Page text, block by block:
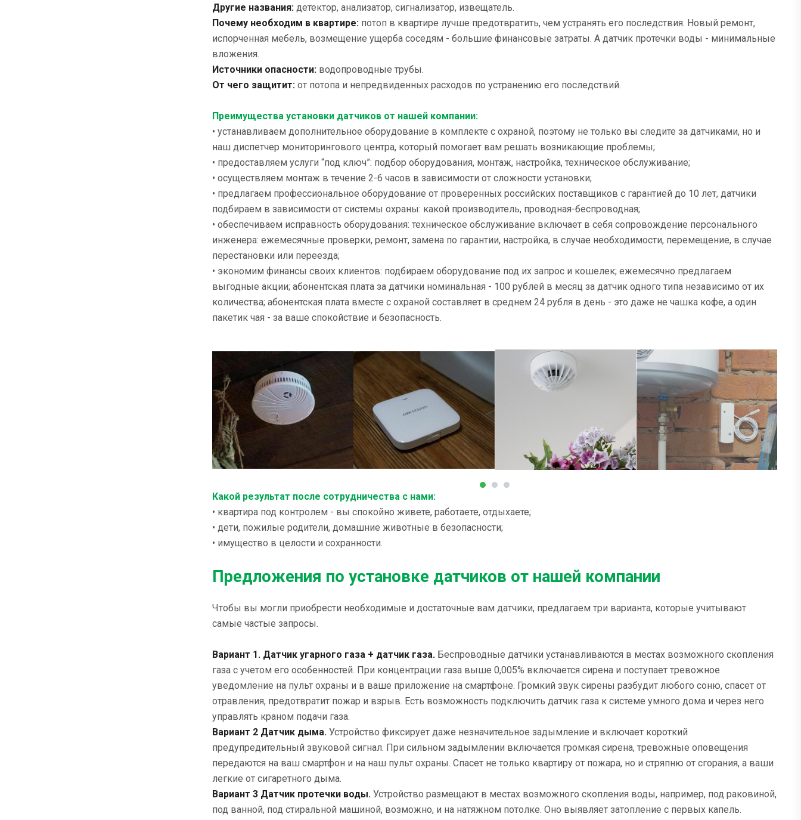
Другие названия: детектор, анализатор, сигнализатор, извещатель.
Почему необходим в квартире: потоп в квартире лучше предотвратить, чем устранять его последствия. Новый ремонт,
испорченная мебель, возмещение ущерба соседям - большие финансовые затраты. А датчик протечки воды - минимальные
вложения.
Источники опасности: водопроводные трубы.
От чего защитит: от потопа и непредвиденных расходов по устранению его последствий.
Преимущества установки датчиков от нашей компании:
• устанавливаем дополнительное оборудование в комплекте с охраной, поэтому не только вы следите за датчиками, но и
наш диспетчер мониторингового центра, который помогает вам решать возникающие проблемы;
• предоставляем услуги “под ключ”: подбор оборудования, монтаж, настройка, техническое обслуживание;
• осуществляем монтаж в течение 2-6 часов в зависимости от сложности установки;
• предлагаем профессиональное оборудование от проверенных российских поставщиков с гарантией до 10 лет, датчики
подбираем в зависимости от системы охраны: какой производитель, проводная-беспроводная;
• обеспечиваем исправность оборудования: техническое обслуживание включает в себя сопровождение персонального
инженера: ежемесячные проверки, ремонт, замена по гарантии, настройка, в случае необходимости, перемещение, в случае
перестановки или переезда;
• экономим финансы своих клиентов: подбираем оборудование под их запрос и кошелек; ежемесячно предлагаем
выгодные акции; абонентская плата за датчики номинальная - 100 рублей в месяц за датчик одного типа независимо от их
количества; абонентская плата вместе с охраной составляет в среднем 24 рубля в день - это даже не чашка кофе, а один
пакетик чая - за ваше спокойствие и безопасность.
Какой результат после сотрудничества с нами:
• квартира под контролем - вы спокойно живете, работаете, отдыхаете;
• дети, пожилые родители, домашние животные в безопасности;
• имущество в целости и сохранности.
Предложения по установке датчиков от нашей компании
Чтобы вы могли приобрести необходимые и достаточные вам датчики, предлагаем три варианта, которые учитывают
самые частые запросы.
Вариант 1. Датчик угарного газа + датчик газа. Беспроводные датчики устанавливаются в местах возможного скопления
газа с учетом его особенностей. При концентрации газа выше 0,005% включается сирена и поступает тревожное
уведомление на пульт охраны и в ваше приложение на смартфоне. Громкий звук сирены разбудит любого соню, спасет от
отравления, предотвратит пожар и взрыв. Есть возможность подключить датчик газа к системе умного дома и через него
управлять краном подачи газа.
Вариант 2 Датчик дыма. Устройство фиксирует даже незначительное задымление и включает короткий
предупредительный звуковой сигнал. При сильном задымлении включается громкая сирена, тревожные оповещения
передаются на ваш смартфон и на наш пульт охраны. Спасет не только квартиру от пожара, но и стряпню от сгорания, а ваши
легкие от сигаретного дыма.
Вариант 3 Датчик протечки воды. Устройство размещают в местах возможного скопления воды, например, под раковиной,
под ванной, под стиральной машиной, возможно, и на натяжном потолке. Оно выявляет затопление с первых капель.